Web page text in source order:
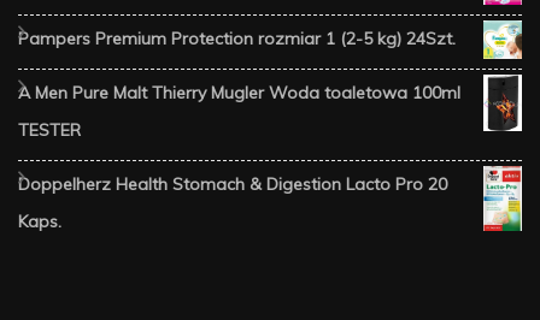
Pampers Premium Protection rozmiar 1 (2-5 kg) 24Szt.
A Men Pure Malt Thierry Mugler Woda toaletowa 100ml
TESTER
Doppelherz Health Stomach & Digestion Lacto Pro 20
Kaps.